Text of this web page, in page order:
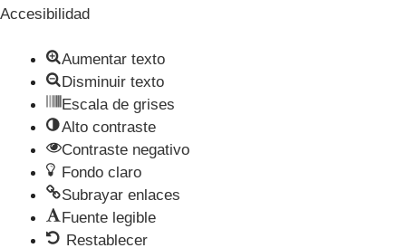
Accesibilidad
Aumentar texto
Disminuir texto
Escala de grises
Alto contraste
Contraste negativo
Fondo claro
Subrayar enlaces
Fuente legible
Restablecer